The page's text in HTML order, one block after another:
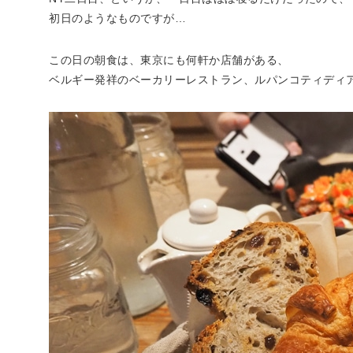
初日のようなものですが…
この日の朝食は、東京にも何軒か店舗がある、
ベルギー発祥のベーカリーレストラン、ルパンコティディ